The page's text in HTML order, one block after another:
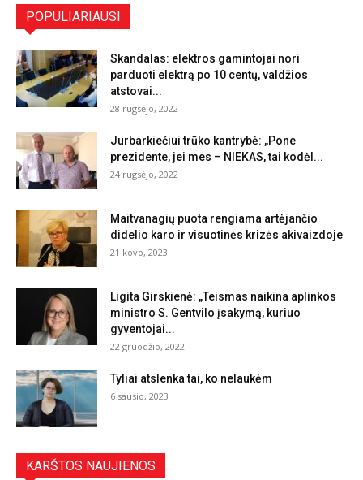
POPULIARIAUSI
Skandalas: elektros gamintojai nori
parduoti elektrą po 10 centų, valdžios
atstovai...
28 rugsėjo, 2022
Jurbarkiečiui trūko kantrybė: „Pone
prezidente, jei mes – NIEKAS, tai kodėl...
24 rugsėjo, 2022
Maitvanagių puota rengiama artėjančio
didelio karo ir visuotinės krizės akivaizdoje
21 kovo, 2023
Ligita Girskienė: „Teismas naikina aplinkos
ministro S. Gentvilo įsakymą, kuriuo
gyventojai...
22 gruodžio, 2022
Tyliai atslenka tai, ko nelaukėm
6 sausio, 2023
KARŠTOS NAUJIENOS